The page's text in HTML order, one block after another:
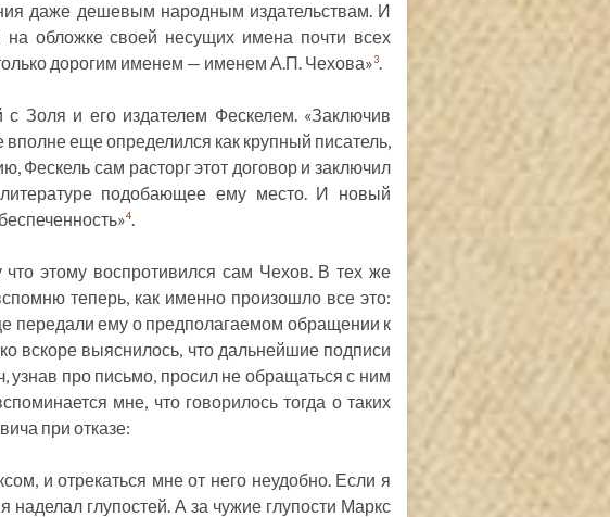
даже дешевым народным издательствам. И
обложке своей несущих имена почти всех
дорогим именем — именем А.П. Чехова»3.
Золя и его издателем Фескелем. «Заключив
вполне еще определился как крупный писатель,
Фескель сам расторг этот договор и заключил
подобающее ему место. И новый
4.
этому воспротивился сам Чехов. В тех же
теперь, как именно произошло все это:
передали ему о предполагаемом обращении к
вскоре выяснилось, что дальнейшие подписи
узнав про письмо, просил не обращаться с ним
мне, что говорилось тогда о таких
при отказе:
и отрекаться мне от него неудобно. Если я
наделал глупостей. А за чужие глупости Маркс